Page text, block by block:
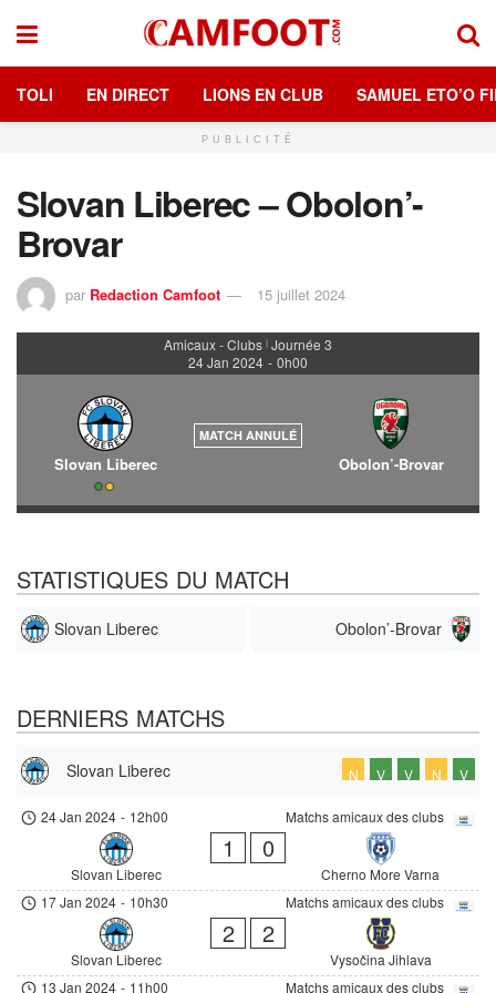
TOLI EN DIRECT LIONS EN CLUB SAMUEL ETO’O
PUBLICITÉ
Slovan Liberec – Obolon’-
Brovar
par Redaction Camfoot 15 juillet 2024
Amicaux - Clubs | Journée 3
24 Jan 2024 - 0h00
Slovan Liberec
MATCH ANNULÉ
Obolon’-Brovar
STATISTIQUES DU MATCH
Slovan Liberec Obolon’-Brovar
DERNIERS MATCHS
Slovan Liberec N V V N V
Matchs amicaux des clubs
24 Jan 2024 - 12h00
Slovan Liberec
1 0
Cherno More Varna
Matchs amicaux des clubs
17 Jan 2024 - 10h30
Slovan Liberec
2 2
Vysočina Jihlava
Matchs amicaux des clubs
13 Jan 2024 - 11h00